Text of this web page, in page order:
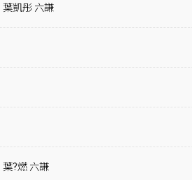
葉凱彤 六謙
葉?燃 六謙